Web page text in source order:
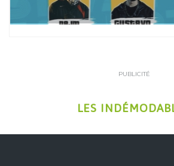
PUBLICITÉ
LES